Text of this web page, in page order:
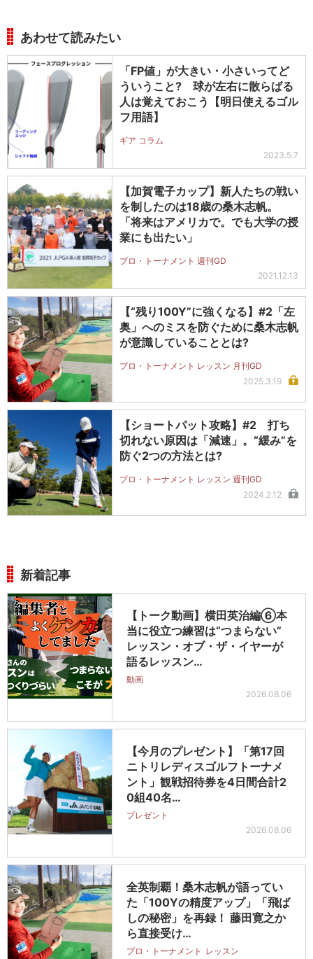
あわせて読みたい
「FP値」が大きい・小さいってど
ういうこと? 球が左右に散らばる
人は覚えておこう【明日使えるゴル
フ用語】
ギア コラム
2023.5.7
【加賀電子カップ】新人たちの戦い
を制したのは18歳の桑木志帆。
「将来はアメリカで。でも大学の授
業にも出たい」
プロ・トーナメント 週刊GD
2021.12.13
【“残り100Y”に強くなる】#2「左
奥」へのミスを防ぐために桑木志帆
が意識していることとは?
プロ・トーナメント レッスン 月刊GD
2025.3.19
【ショートパット攻略】#2 打ち
切れない原因は「減速」。“緩み”を
防ぐ2つの方法とは?
プロ・トーナメント レッスン 週刊GD
2024.2.12
新着記事
【トーク動画】横田英治編⑥本
当に役立つ練習は“つまらない”
レッスン・オブ・ザ・イヤーが
語るレッスン…
動画
2026.08.06
【今月のプレゼント】「第17回
ニトリレディスゴルフトーナメ
ント」観戦招待券を4日間合計2
0組40名…
プレゼント
2026.08.06
全英制覇！桑木志帆が語ってい
た「100Yの精度アップ」「飛ば
しの秘密」を再録！ 藤田寛之か
ら直接受け…
プロ・トーナメント レッスン